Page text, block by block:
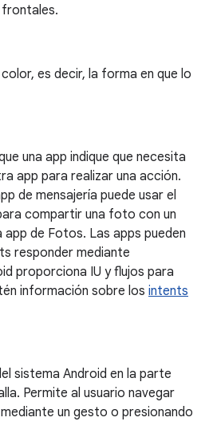
es decir, la forma en que lo
una app indique que necesita
app para realizar una acción.
de mensajería puede usar el
compartir una foto con un
de Fotos. Las apps pueden
responder mediante
proporciona IU y flujos para
información sobre los intents
sistema Android en la parte
Permite al usuario navegar
un gesto o presionando